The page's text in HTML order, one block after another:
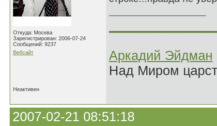
Откуда: Москва
Зарегистрирован: 2006-07-24
Сообщений: 9237
Вебсайт
Аркадий Эйдман
Над Миром
Неактивен
2007-02-21 08:51:18